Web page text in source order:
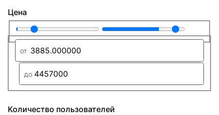
Цена
Количество пользователей